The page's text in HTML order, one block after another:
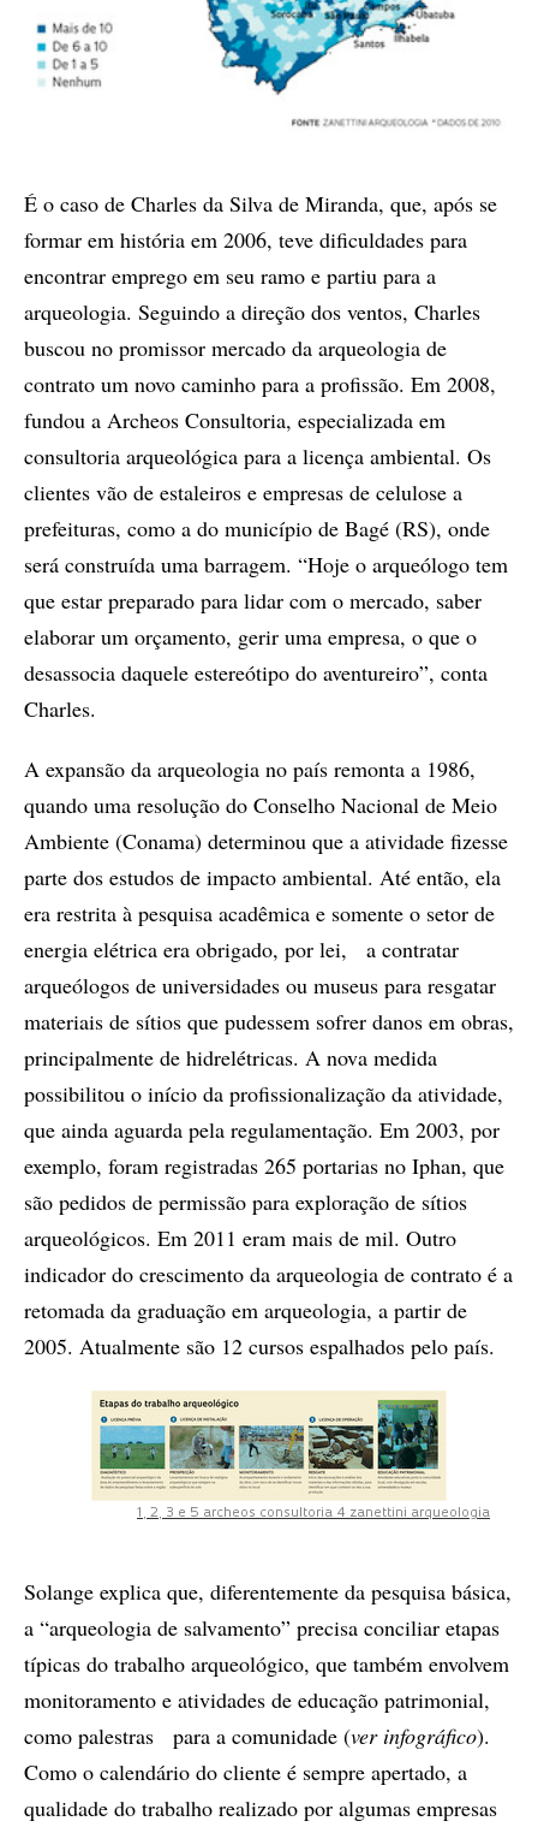
É o caso de Charles da Silva de Miranda, que, após se
formar em história em 2006, teve dificuldades para
encontrar emprego em seu ramo e partiu para a
arqueologia. Seguindo a direção dos ventos, Charles
buscou no promissor mercado da arqueologia de
contrato um novo caminho para a profissão. Em 2008,
fundou a Archeos Consultoria, especializada em
consultoria arqueológica para a licença ambiental. Os
clientes vão de estaleiros e empresas de celulose a
prefeituras, como a do município de Bagé (RS), onde
será construída uma barragem. “Hoje o arqueólogo tem
que estar preparado para lidar com o mercado, saber
elaborar um orçamento, gerir uma empresa, o que o
desassocia daquele estereótipo do aventureiro”, conta
Charles.
A expansão da arqueologia no país remonta a 1986,
quando uma resolução do Conselho Nacional de Meio
Ambiente (Conama) determinou que a atividade fizesse
parte dos estudos de impacto ambiental. Até então, ela
era restrita à pesquisa acadêmica e somente o setor de
energia elétrica era obrigado, por lei, a contratar
arqueólogos de universidades ou museus para resgatar
materiais de sítios que pudessem sofrer danos em obras,
principalmente de hidrelétricas. A nova medida
possibilitou o início da profissionalização da atividade,
que ainda aguarda pela regulamentação. Em 2003, por
exemplo, foram registradas 265 portarias no Iphan, que
são pedidos de permissão para exploração de sítios
arqueológicos. Em 2011 eram mais de mil. Outro
indicador do crescimento da arqueologia de contrato é a
retomada da graduação em arqueologia, a partir de
2005. Atualmente são 12 cursos espalhados pelo país.
1, 2, 3 e 5 archeos consultoria 4 zanettini arqueologia
Solange explica que, diferentemente da pesquisa básica,
a “arqueologia de salvamento” precisa conciliar etapas
típicas do trabalho arqueológico, que também envolvem
monitoramento e atividades de educação patrimonial,
como palestras para a comunidade (ver infográfico).
Como o calendário do cliente é sempre apertado, a
qualidade do trabalho realizado por algumas empresas